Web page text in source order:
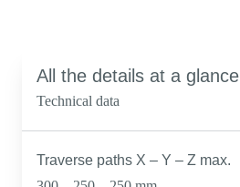
All the details at a glance
Technical data
Traverse paths X – Y – Z max.